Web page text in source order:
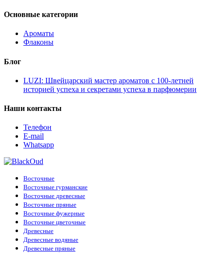
Основные категории
Ароматы
Флаконы
Блог
LUZI: Швейцарский мастер ароматов с 100-летней
историей успеха и секретами успеха в парфюмерии
Наши контакты
Телефон
E-mail
Whatsapp
Восточные
Восточные гурманские
Восточные древесные
Восточные пряные
Восточные фужерные
Восточные цветочные
Древесные
Древесные водяные
Древесные пряные